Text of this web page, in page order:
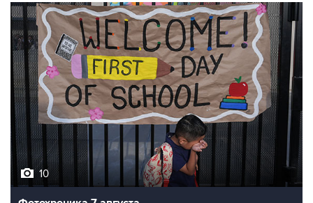
10
Фотохроника 7 августа